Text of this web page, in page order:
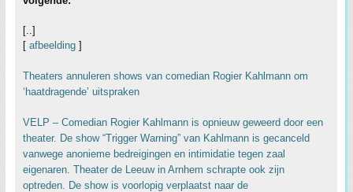
[..]
[ afbeelding ]
Theaters annuleren shows van comedian Rogier Kahlmann om
‘haatdragende’ uitspraken
VELP – Comedian Rogier Kahlmann is opnieuw geweerd door een
theater. De show “Trigger Warning” van Kahlmann is gecanceld
vanwege anonieme bedreigingen en intimidatie tegen zaal
eigenaren. Theater de Leeuw in Arnhem schrapte ook zijn
optreden. De show is voorlopig verplaatst naar de